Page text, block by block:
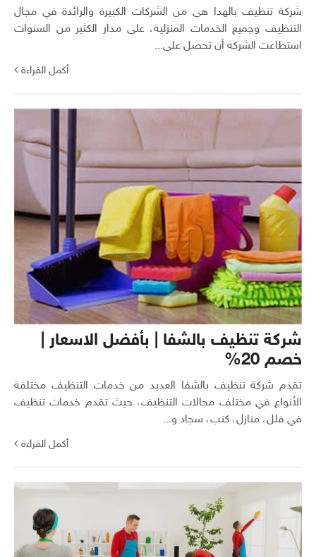
شركة تنظيف بالهدا هي من الشركات الكبيرة والرائدة في مجال
التنظيف وجميع الخدمات المنزلية، على مدار الكثير من السنوات
استطاعت الشركة أن تحصل على...
أكمل القراءة
شركة تنظيف بالشفا | بأفضل الاسعار |
خصم 20%
تقدم شركة تنظيف بالشفا العديد من خدمات التنظيف مختلفة
الأنواع في مختلف مجالات التنظيف، حيث تقدم خدمات تنظيف
في فلل، منازل، كنب، سجاد و...
أكمل القراءة